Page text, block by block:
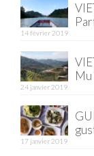
France
La
14 février 2019
Mu
24 janvier 2019
17 janvier 2019